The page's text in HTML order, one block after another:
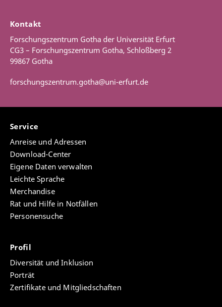
Kontakt
Forschungszentrum Gotha der Universität Erfurt
CG3 – Forschungszentrum Gotha, Schloßberg 2
99867 Gotha
forschungszentrum.gotha@uni-erfurt.de
Service
Anreise und Adressen
Download-Center
Eigene Daten verwalten
Leichte Sprache
Merchandise
Rat und Hilfe in Notfällen
Personensuche
Profil
Diversität und Inklusion
Porträt
Zertifikate und Mitgliedschaften